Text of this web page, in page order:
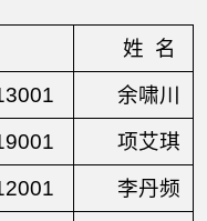
姓 名
余啸川
项艾琪
李丹频